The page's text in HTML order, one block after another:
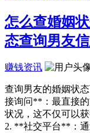
怎么查婚姻
态查询男友
赚钱资讯
查询男友的婚姻状
接询问**：最直接
状况，这不仅可以
2. **社交平台**：